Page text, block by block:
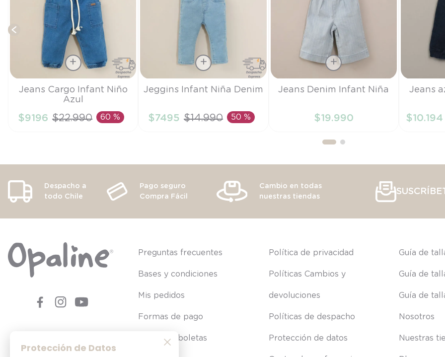
Protección de Datos
Talla
AÑADIR AL CARRITO
Jeans Cargo Infant Niño
Azul
$9196 $22.990 60 %
Talla
AÑADIR AL CARRITO
Jeggins Infant Niña Denim
$7495 $14.990 50 %
Talla
AÑADIR AL CARRITO
Jeans Denim Infant Niña
$19.990
Talla
Jeans
$10.194
Despacho a
todo Chile
Pago seguro
Compra Fácil
Cambio en todas
nuestras tiendas
Preguntas frecuentes
Bases y condiciones
Mis pedidos
Formas de pago
Consultar boletas
Política de privacidad
Políticas Cambios y
devoluciones
Políticas de despacho
Protección de datos
Guía de
Guía de
Guía de
Nosotros
Nuestras